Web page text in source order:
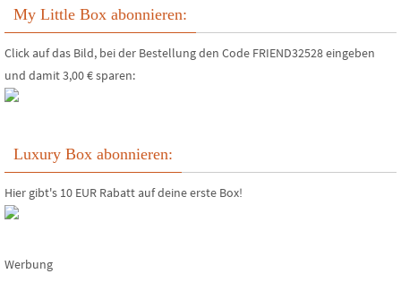
My Little Box abonnieren:
Click auf das Bild, bei der Bestellung den Code FRIEND32528 eingeben
und damit 3,00 € sparen:
Luxury Box abonnieren:
Hier gibt's 10 EUR Rabatt auf deine erste Box!
Werbung